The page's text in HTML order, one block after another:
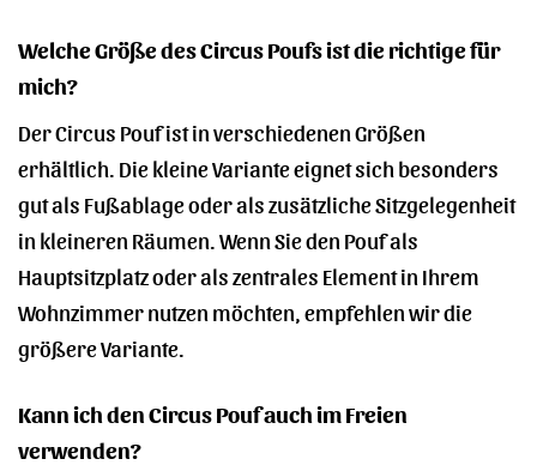
Welche Größe des Circus Poufs ist die richtige für
mich?
Der Circus Pouf ist in verschiedenen Größen
erhältlich. Die kleine Variante eignet sich besonders
gut als Fußablage oder als zusätzliche Sitzgelegenheit
in kleineren Räumen. Wenn Sie den Pouf als
Hauptsitzplatz oder als zentrales Element in Ihrem
Wohnzimmer nutzen möchten, empfehlen wir die
größere Variante.
Kann ich den Circus Pouf auch im Freien
verwenden?